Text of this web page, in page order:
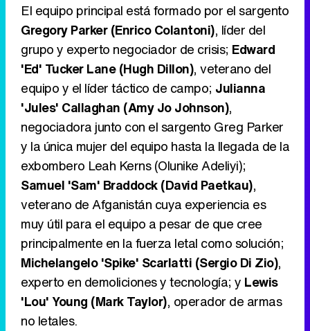
El equipo principal está formado por el sargento
Gregory Parker (Enrico Colantoni), líder del
grupo y experto negociador de crisis; Edward
'Ed' Tucker Lane (Hugh Dillon), veterano del
equipo y el líder táctico de campo; Julianna
'Jules' Callaghan (Amy Jo Johnson),
negociadora junto con el sargento Greg Parker
y la única mujer del equipo hasta la llegada de la
exbombero Leah Kerns (Olunike Adeliyi);
Samuel 'Sam' Braddock (David Paetkau),
veterano de Afganistán cuya experiencia es
muy útil para el equipo a pesar de que cree
principalmente en la fuerza letal como solución;
Michelangelo 'Spike' Scarlatti (Sergio Di Zio),
experto en demoliciones y tecnología; y Lewis
'Lou' Young (Mark Taylor), operador de armas
no letales.